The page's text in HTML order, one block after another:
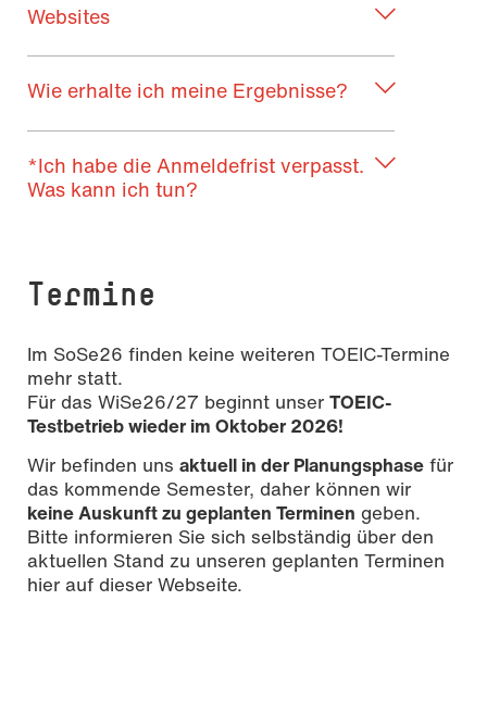
Websites
Wie erhalte ich meine Ergebnisse?
*Ich habe die Anmeldefrist verpasst.
Was kann ich tun?
Termine
Im SoSe26 finden keine weiteren TOEIC-Termine
mehr statt.
Für das WiSe26/27 beginnt unser TOEIC-
Testbetrieb wieder im Oktober 2026!
Wir befinden uns aktuell in der Planungsphase für
das kommende Semester, daher können wir
keine Auskunft zu geplanten Terminen geben.
Bitte informieren Sie sich selbständig über den
aktuellen Stand zu unseren geplanten Terminen
hier auf dieser Webseite.